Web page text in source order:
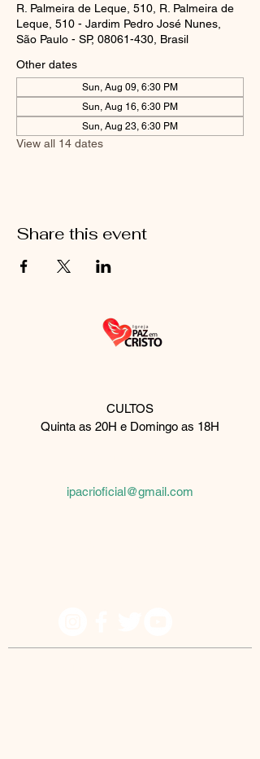
R. Palmeira de Leque, 510, R. Palmeira de
Leque, 510 - Jardim Pedro José Nunes,
São Paulo - SP, 08061-430, Brasil
Other dates
Sun, Aug 09, 6:30 PM
Sun, Aug 16, 6:30 PM
Sun, Aug 23, 6:30 PM
View all 14 dates
Share this event
CULTOS
Quinta as 20H e Domingo as 18H
ipacrioficial@gmail.com